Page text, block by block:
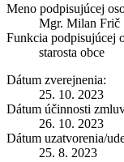
Meno podpisujúcej
Mgr. Milan Frič
Funkcia podpisujúcej
starosta obce
Dátum zverejnenia:
25. 10. 2023
Dátum účinnosti
26. 10. 2023
Dátum uzatvorenia/
25. 8. 2023